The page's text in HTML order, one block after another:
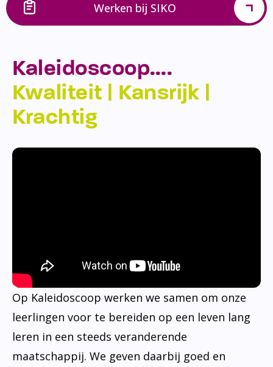
Werken bij SIKO
Kaleidoscoop….
Kwaliteit | Kansrijk |
Krachtig
Op Kaleidoscoop werken we samen om onze
leerlingen voor te bereiden op een leven lang
leren in een steeds veranderende
maatschappij. We geven daarbij goed en